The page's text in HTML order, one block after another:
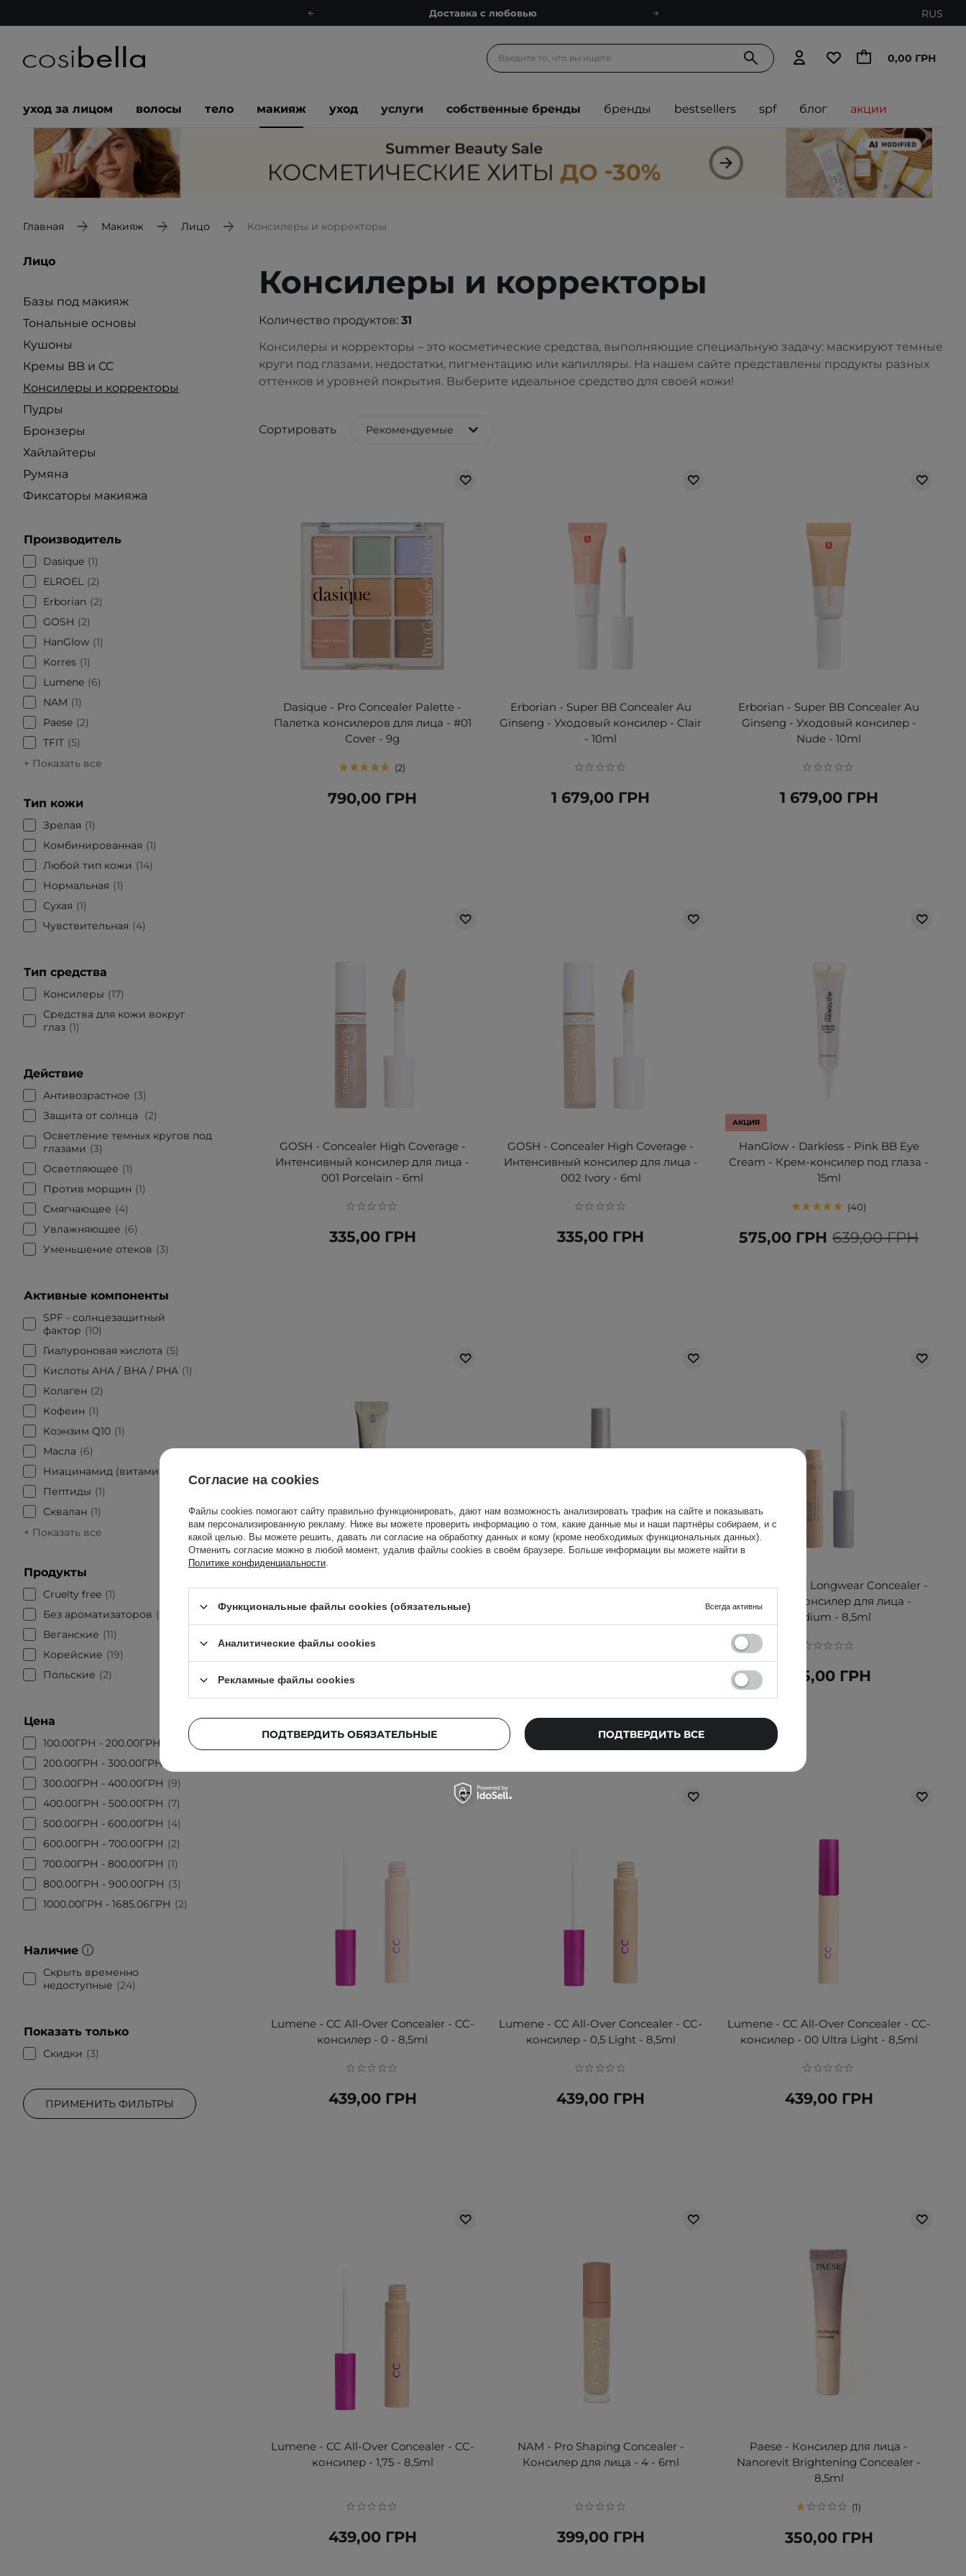
Доставка с любовью
Блог
Познакомимся?
Доставка с любовью
Подарочные карты
RUS
0,00 ГРН
уход за лицом волосы тело макияж уход услуги собственные бренды бренды bestsellers spf блог акции
Главная Макияж Лицо Консилеры и корректоры
Лицо
Базы под макияж
Тональные основы
Кушоны
Кремы BB и CC
Консилеры и корректоры
Пудры
Бронзеры
Хайлайтеры
Румяна
Фиксаторы макияжа
Производитель
Dasique 1
ELROEL 2
Erborian
2
GOSH
2
HanGlow 1
Korres 1
Lumene
6
NAM
1
Paese 2
TFIT 5
+ Показать все
Тип кожи
Зрелая
1
Комбинированная
1
Любой тип кожи
14
Нормальная
1
Сухая
1
Чувствительная
4
Тип средства
Консилеры
17
Средства для кожи вокруг
глаз 1
Действие
Антивозрастное
3
Защита от солнца
2
Осветление темных кругов под
глазами
3
Осветляющее
1
Против морщин
1
Смягчающее
4
Увлажняющее
6
Уменьшение отеков
3
Активные компоненты
SPF - солнцезащитный
фактор
10
Гиалуроновая кислота
5
Кислоты AHA / BHA / PHA 1
Колаген
2
Кофеин
1
Коэнзим Q10 1
Масла
6
Ниацинамид (витамин В3)
Пептиды
1
Сквалан
1
+ Показать все
Продукты
Cruelty free 1
Без ароматизаторов
Веганские
11
Корейские
19
Польские
2
Цена
100.00ГРН - 200.00ГРН
200.00ГРН - 300.00ГРН
300.00ГРН - 400.00ГРН
9
400.00ГРН - 500.00ГРН
7
500.00ГРН - 600.00ГРН
4
600.00ГРН - 700.00ГРН
2
700.00ГРН - 800.00ГРН
1
800.00ГРН - 900.00ГРН
3
1000.00ГРН - 1685.06ГРН
2
Наличие
Скрыть временно
недоступные
24
Показать только
Скидки 3
ПРИМЕНИТЬ ФИЛЬТРЫ
Консилеры и корректоры
Количество продуктов: 31
Консилеры и корректоры – это косметические средства, выполняющие специальную задачу: маскируют темные
круги под глазами, недостатки, пигментацию или капилляры. На нашем сайте представлены продукты разных
оттенков и уровней покрытия. Выберите идеальное средство для своей кожи!
Сортировать Рекомендуемые
Dasique - Pro Concealer Palette -
Палетка консилеров для лица - #01
Cover - 9g
2
790,00 ГРН
Erborian - Super BB Concealer Au
Ginseng - Уходовый консилер - Clair
- 10ml
1 679,00 ГРН
Erborian - Super BB Concealer Au
Ginseng - Уходовый консилер -
Nude - 10ml
1 679,00 ГРН
GOSH - Concealer High Coverage -
Интенсивный консилер для лица -
001 Porcelain - 6ml
335,00 ГРН
GOSH - Concealer High Coverage -
Интенсивный консилер для лица -
002 Ivory - 6ml
335,00 ГРН
АКЦИЯ
HanGlow - Darkless - Pink BB Eye
Cream - Крем-консилер под глаза -
15ml
40
639,00 ГРН
575,00 ГРН
Korres - Natural Radiance Concealer -
Консилер для лица - 02 Medium -
875,00 ГРН
Lumene - Blur Longwear Concealer -
Lumene - Blur Longwear Concealer -
Стойкий консилер для лица -
Medium - 8,5ml
415,00 ГРН
Lumene - CC All-Over Concealer - CC-
консилер - 0 - 8,5ml
439,00 ГРН
Lumene - CC All-Over Concealer - CC-
консилер - 0,5 Light - 8,5ml
439,00 ГРН
Lumene - CC All-Over Concealer - CC-
консилер - 00 Ultra Light - 8,5ml
439,00 ГРН
Lumene - CC All-Over Concealer - CC-
консилер - 1,75 - 8,5ml
439,00 ГРН
NAM - Pro Shaping Concealer -
Консилер для лица - 4 - 6ml
399,00 ГРН
Paese - Консилер для лица -
Nanorevit Brightening Concealer -
8,5ml
1
350,00 ГРН
Согласие на cookies
Файлы cookies помогают сайту правильно функционировать, дают нам возможность анализировать трафик на сайте и показывать
вам персонализированную рекламу. Ниже вы можете проверить информацию о том, какие данные мы и наши партнёры собираем, и с
какой целью. Вы можете решить, давать ли согласие на обработку данных и кому (кроме необходимых функциональных данных).
Отменить согласие можно в любой момент, удалив файлы cookies в своём браузере. Больше информации вы можете найти в
Политике конфиденциальности.
Функциональные файлы cookies (обязательные) Всегда активны
Аналитические файлы cookies
Рекламные файлы cookies
ПОДТВЕРДИТЬ ОБЯЗАТЕЛЬНЫЕ ПОДТВЕРДИТЬ ВСЕ